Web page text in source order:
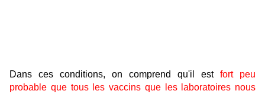
Dans ces conditions, on comprend qu'il est fort peu
probable que tous les vaccins que les laboratoires nous